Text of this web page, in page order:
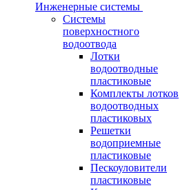
Инженерные системы
Системы
поверхностного
водоотвода
Лотки
водоотводные
пластиковые
Комплекты лотков
водоотводных
пластиковых
Решетки
водоприемные
пластиковые
Пескоуловители
пластиковые